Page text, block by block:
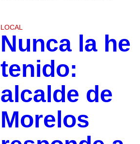
LOCAL
Nunca la he
tenido:
alcalde de
Morelos